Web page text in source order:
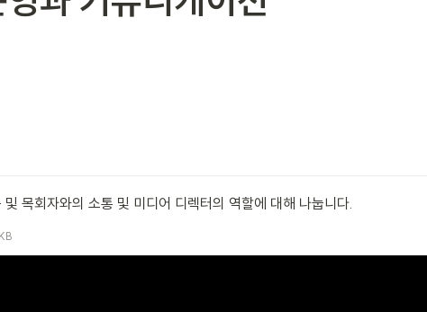
목회자와의 소통 및 미디어 디렉터의 역할에 대해 나눕니다.